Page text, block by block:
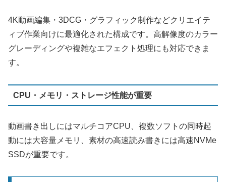
4K動画編集・3DCG・グラフィック制作などクリエイテ
ィブ作業向けに最適化された構成です。高解像度のカラー
グレーディングや複雑なエフェクト処理にも対応できま
す。
CPU・メモリ・ストレージ性能が重要
動画書き出しにはマルチコアCPU、複数ソフトの同時起
動には大容量メモリ、素材の高速読み書きには高速NVMe
SSDが重要です。